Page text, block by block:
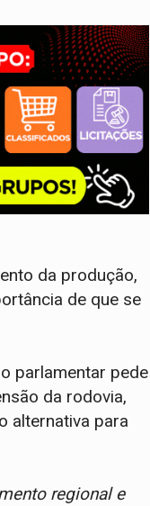
da produção,
de que se
parlamentar pede
da rodovia,
alternativa para
regional e